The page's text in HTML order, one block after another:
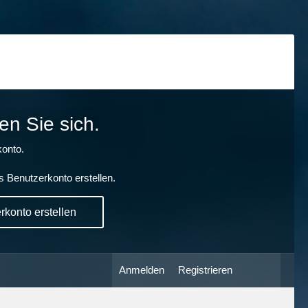
Sie sich.
Benutzerkonto erstellen.
erstellen
Anmelden Registrieren